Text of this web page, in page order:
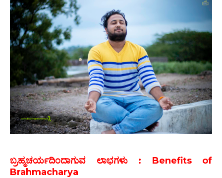
ಬ್ರಹ್ಮಚರ್ಯದಿಂದಾಗುವ ಲಾಭಗಳು : Benefits of
Brahmacharya